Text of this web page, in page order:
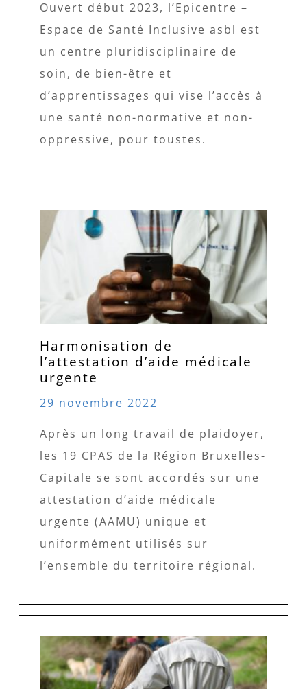
Ouvert début 2023, l’Epicentre –
Espace de Santé Inclusive asbl est
un centre pluridisciplinaire de
soin, de bien-être et
d’apprentissages qui vise l’accès à
une santé non-normative et non-
oppressive, pour toustes.
Harmonisation de
l’attestation d’aide médicale
urgente
29 novembre 2022
Après un long travail de plaidoyer,
les 19 CPAS de la Région Bruxelles-
Capitale se sont accordés sur une
attestation d’aide médicale
urgente (AAMU) unique et
uniformément utilisés sur
l’ensemble du territoire régional.